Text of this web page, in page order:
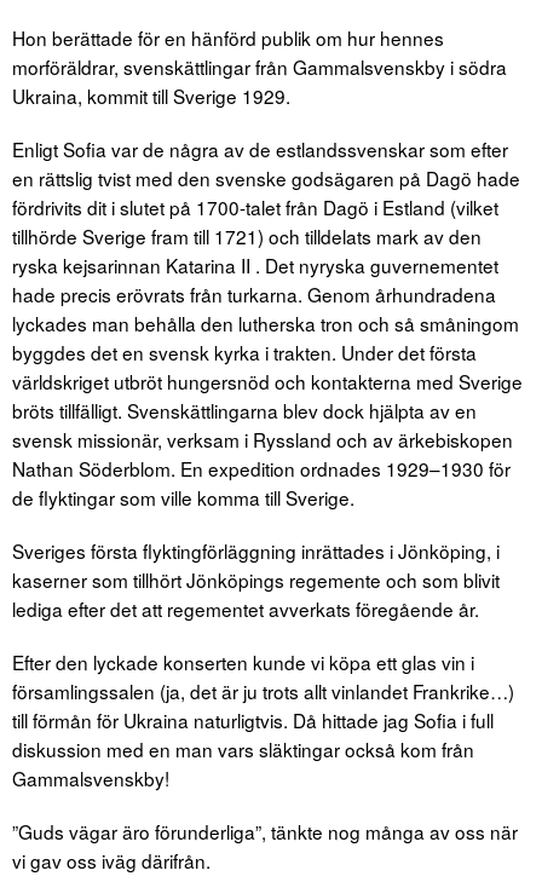
Hon berättade för en hänförd publik om hur hennes
morföräldrar, svenskättlingar från Gammalsvenskby i södra
Ukraina, kommit till Sverige 1929.
Enligt Sofia var de några av de estlandssvenskar som efter
en rättslig tvist med den svenske godsägaren på Dagö hade
fördrivits dit i slutet på 1700-talet från Dagö i Estland (vilket
tillhörde Sverige fram till 1721) och tilldelats mark av den
ryska kejsarinnan Katarina II . Det nyryska guvernementet
hade precis erövrats från turkarna. Genom århundradena
lyckades man behålla den lutherska tron och så småningom
byggdes det en svensk kyrka i trakten. Under det första
världskriget utbröt hungersnöd och kontakterna med Sverige
bröts tillfälligt. Svenskättlingarna blev dock hjälpta av en
svensk missionär, verksam i Ryssland och av ärkebiskopen
Nathan Söderblom. En expedition ordnades 1929–1930 för
de flyktingar som ville komma till Sverige.
Sveriges första flyktingförläggning inrättades i Jönköping, i
kaserner som tillhört Jönköpings regemente och som blivit
lediga efter det att regementet avverkats föregående år.
Efter den lyckade konserten kunde vi köpa ett glas vin i
församlingssalen (ja, det är ju trots allt vinlandet Frankrike…)
till förmån för Ukraina naturligtvis. Då hittade jag Sofia i full
diskussion med en man vars släktingar också kom från
Gammalsvenskby!
”Guds vägar äro förunderliga”, tänkte nog många av oss när
vi gav oss iväg därifrån.